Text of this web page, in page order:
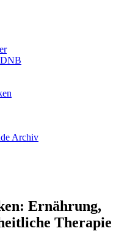
DNB
Archiv
Ernährung,
Therapie